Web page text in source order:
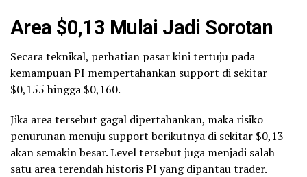
Area $0,13 Mulai Jadi Sorotan
Secara teknikal, perhatian pasar kini tertuju pada
kemampuan PI mempertahankan support di sekitar
$0,155 hingga $0,160.
Jika area tersebut gagal dipertahankan, maka risiko
penurunan menuju support berikutnya di sekitar $0,13
akan semakin besar. Level tersebut juga menjadi salah
satu area terendah historis PI yang dipantau trader.